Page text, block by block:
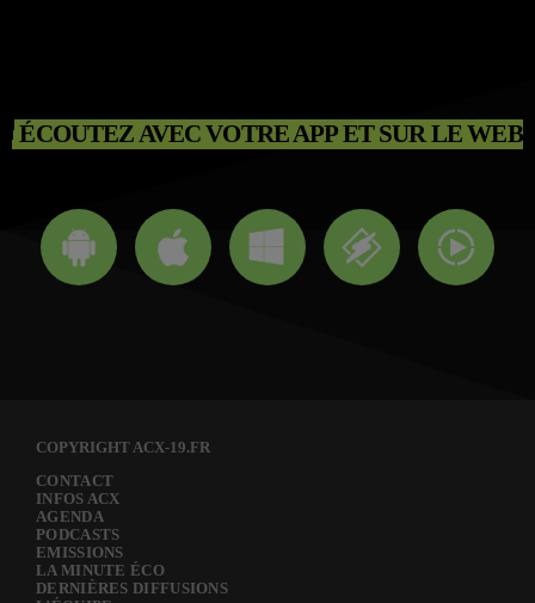
ÉCOUTEZ AVEC VOTRE APP ET SUR LE WEB
COPYRIGHT ACX-19.FR
CONTACT
INFOS ACX
AGENDA
PODCASTS
EMISSIONS
LA MINUTE ÉCO
DERNIÈRES DIFFUSIONS